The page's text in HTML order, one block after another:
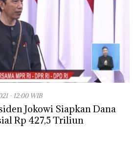
- 12:00 WIB
Jokowi Siapkan Dana
Rp 427,5 Triliun